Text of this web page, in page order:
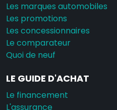
Les marques automobiles
Les promotions
Les concessionnaires
Le comparateur
Quoi de neuf
LE GUIDE D'ACHAT
Le financement
L'assurance